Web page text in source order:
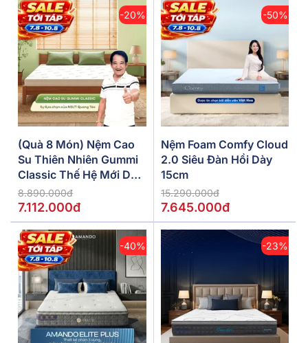
-20%
(Quà 8 Món) Nệm Cao
Su Thiên Nhiên Gummi
Classic Thế Hệ Mới Dày
5/10/15cm
8.890.000đ
7.112.000đ
-50%
Nệm Foam Comfy Cloud
2.0 Siêu Đàn Hồi Dày
15cm
15.290.000đ
7.645.000đ
-40% -23%